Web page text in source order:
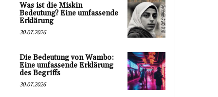
Was ist die Miskin
Bedeutung? Eine umfassende
Erklärung
30.07.2026
Die Bedeutung von Wambo:
Eine umfassende Erklärung
des Begriffs
30.07.2026